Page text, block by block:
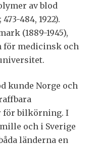
av blod
484, 1922).
(1889-1945),
för medicinsk och
kunde Norge och
för bilkörning. I
och i Sverige
länderna en